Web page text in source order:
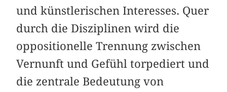
und künstlerischen Interesses. Quer
durch die Disziplinen wird die
oppositionelle Trennung zwischen
Vernunft und Gefühl torpediert und
die zentrale Bedeutung von